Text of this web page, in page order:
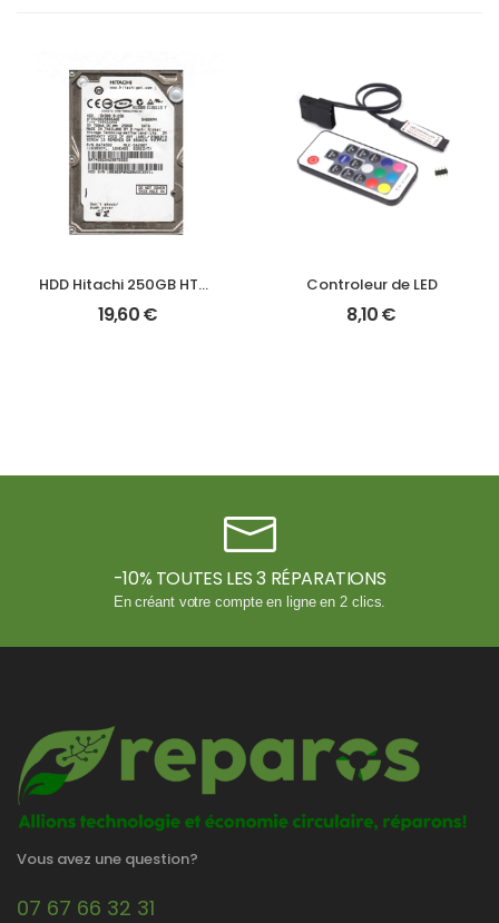
HDD Hitachi 250GB HT7S23225L9A360
19,60€
Controleur de LED
8,10€
-10% TOUTES LES 3 RÉPARATIONS
En créant votre compte en ligne en 2 clics.
Vous avez une question?
07 67 66 32 31